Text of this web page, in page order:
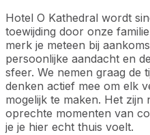
Hotel O Kathedral wordt
toewijding door onze
merk je meteen bij
persoonlijke aandacht en
sfeer. We nemen graag de
denken actief mee om elk
mogelijk te maken. Het zijn
oprechte momenten van
je je hier echt thuis voelt.